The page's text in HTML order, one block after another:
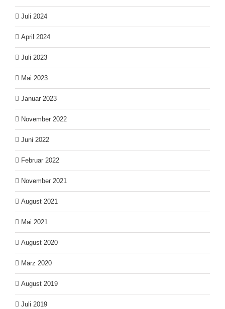
Juli 2024
April 2024
Juli 2023
Mai 2023
Januar 2023
November 2022
Juni 2022
Februar 2022
November 2021
August 2021
Mai 2021
August 2020
März 2020
August 2019
Juli 2019